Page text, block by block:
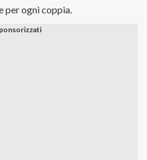
per ogni coppia.